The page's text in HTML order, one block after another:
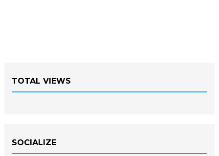
TOTAL VIEWS
SOCIALIZE